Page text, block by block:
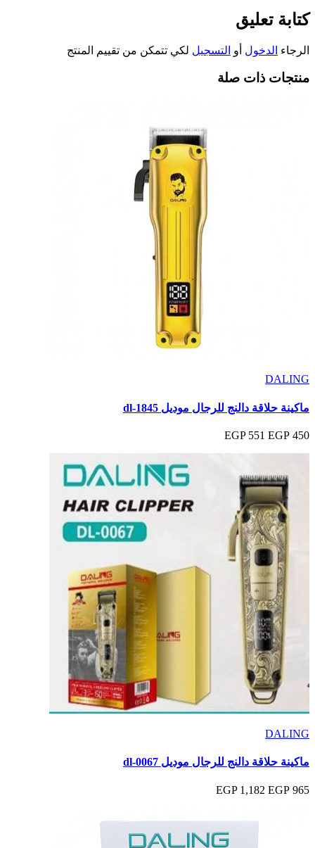
كتابة تعليق
الرجاء الدخول أو التسجيل لكي تتمكن من تقييم المنتج
منتجات ذات صلة
DALING
ماكينة حلاقة دالنج للرجال موديل dl-1845
450 EGP
551 EGP
DALING
ماكينة حلاقة دالنج للرجال موديل dl-0067
965 EGP
1,182 EGP